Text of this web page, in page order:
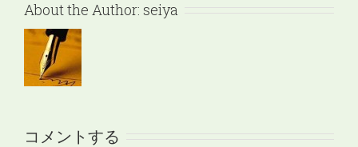
About the Author: seiya
コメントする